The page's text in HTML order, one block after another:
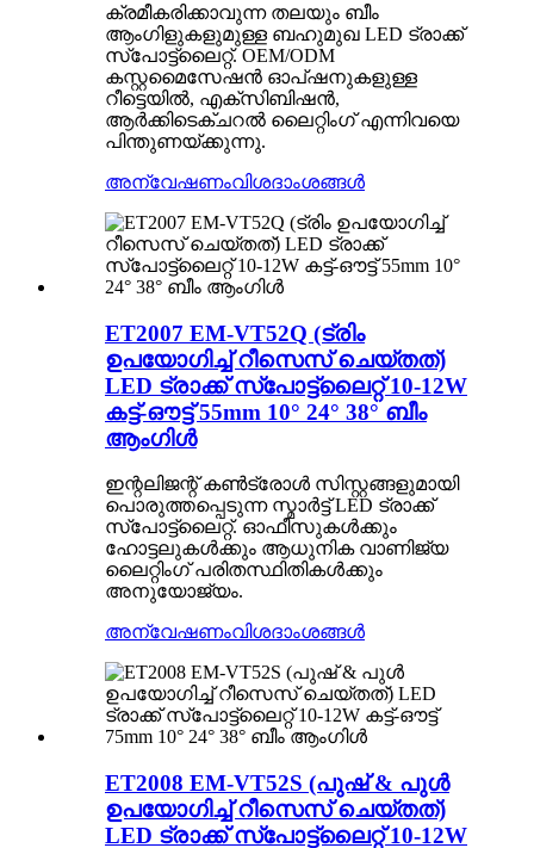
ക്രമീകരിക്കാവുന്ന തലയും ബീം
ആംഗിളുകളുമുള്ള ബഹുമുഖ LED ട്രാക്ക്
സ്പോട്ട്ലൈറ്റ്. OEM/ODM
കസ്റ്റമൈസേഷൻ ഓപ്ഷനുകളുള്ള
റീട്ടെയിൽ, എക്സിബിഷൻ,
ആർക്കിടെക്ചറൽ ലൈറ്റിംഗ് എന്നിവയെ
പിന്തുണയ്ക്കുന്നു.
അന്വേഷണംവിശദാംശങ്ങൾ
ET2007 EM-VT52Q (ട്രിം
ഉപയോഗിച്ച് റീസെസ് ചെയ്‌തത്)
LED ട്രാക്ക് സ്‌പോട്ട്‌ലൈറ്റ് 10-12W
കട്ട്-ഔട്ട് 55mm 10° 24° 38° ബീം
ആംഗിൾ
ഇന്റലിജന്റ് കൺട്രോൾ സിസ്റ്റങ്ങളുമായി
പൊരുത്തപ്പെടുന്ന സ്മാർട്ട് LED ട്രാക്ക്
സ്പോട്ട്ലൈറ്റ്. ഓഫീസുകൾക്കും
ഹോട്ടലുകൾക്കും ആധുനിക വാണിജ്യ
ലൈറ്റിംഗ് പരിതസ്ഥിതികൾക്കും
അനുയോജ്യം.
അന്വേഷണംവിശദാംശങ്ങൾ
ET2008 EM-VT52S (പുഷ് & പുൾ
ഉപയോഗിച്ച് റീസെസ് ചെയ്‌തത്)
LED ട്രാക്ക് സ്‌പോട്ട്‌ലൈറ്റ് 10-12W